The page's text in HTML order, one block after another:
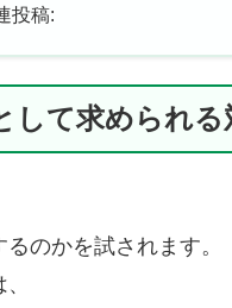
投稿:
して求められ
のかを試されます。